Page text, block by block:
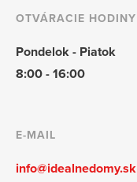
OTVÁRACIE HODINY
Pondelok - Piatok
8:00 - 16:00
E-MAIL
info@idealnedomy.sk